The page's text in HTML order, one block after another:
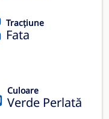
Tracțiune
Fata
Culoare
Verde Perlată